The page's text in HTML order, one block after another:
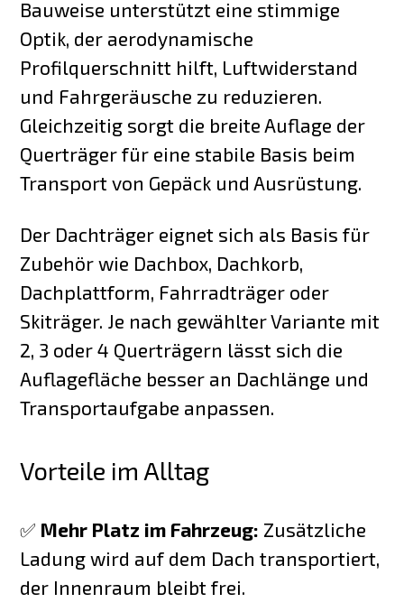
Bauweise unterstützt eine stimmige
Optik, der aerodynamische
Profilquerschnitt hilft, Luftwiderstand
und Fahrgeräusche zu reduzieren.
Gleichzeitig sorgt die breite Auflage der
Querträger für eine stabile Basis beim
Transport von Gepäck und Ausrüstung.
Der Dachträger eignet sich als Basis für
Zubehör wie Dachbox, Dachkorb,
Dachplattform, Fahrradträger oder
Skiträger. Je nach gewählter Variante mit
2, 3 oder 4 Querträgern lässt sich die
Auflagefläche besser an Dachlänge und
Transportaufgabe anpassen.
Vorteile im Alltag
✅ Mehr Platz im Fahrzeug: Zusätzliche
Ladung wird auf dem Dach transportiert,
der Innenraum bleibt frei.